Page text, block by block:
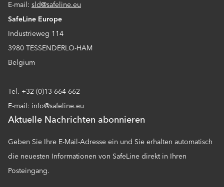
E-mail: sld@safeline.eu
SafeLine Europe
Industrieweg 114
3980 TESSENDERLO-HAM
Belgium
Tel. +32 (0)13 664 662
E-mail: info@safeline.eu
Aktuelle Nachrichten abonnieren
Geben Sie Ihre E-Mail-Adresse ein und Sie erhalten automatisch
die neuesten Informationen von SafeLine direkt in Ihren
Posteingang.